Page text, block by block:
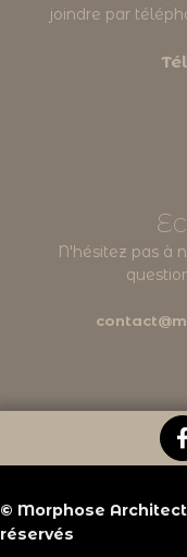
joindre par
N'hésitez pas à
© Morphose
réservés